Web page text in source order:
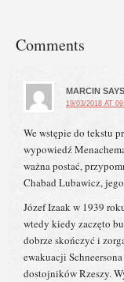
Comments
MARCIN
19/03/2018 AT
We wstępie do tekstu
wypowiedź
ważna postać,
Chabad Lubawicz,
Józef Izaak w 1939
wtedy kiedy zaczęto
dobrze skończyć i
ewakuacji
dostojników Rzeszy.